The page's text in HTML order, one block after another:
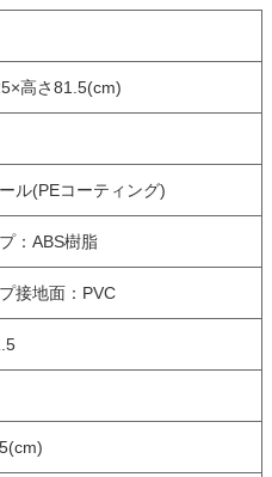
高さ81.5(cm)
ル(PEコーティング)
：ABS樹脂
接地面：PVC